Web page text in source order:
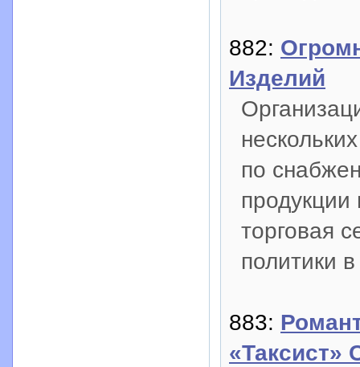
882:
Изделий
по
продукции
торговая
политики
883:
«Таксист»